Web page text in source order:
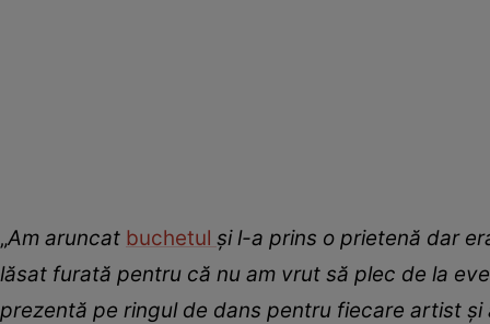
„Am aruncat buchetul și l-a prins o prietenă dar
lăsat furată pentru că nu am vrut să plec de la
prezentă pe ringul de dans pentru fiecare artist